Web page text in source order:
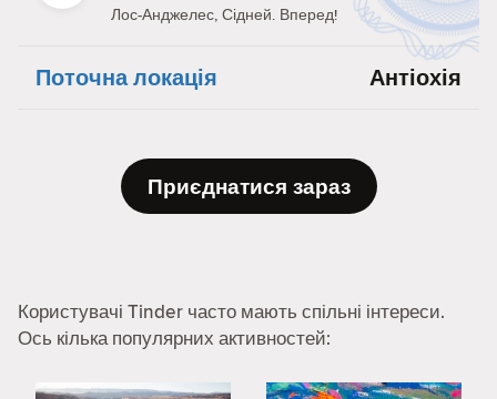
Лос-Анджелес, Сідней. Вперед!
Поточна локація Антіохія
Приєднатися зараз
Користувачі Tinder часто мають спільні інтереси.
Ось кілька популярних активностей: